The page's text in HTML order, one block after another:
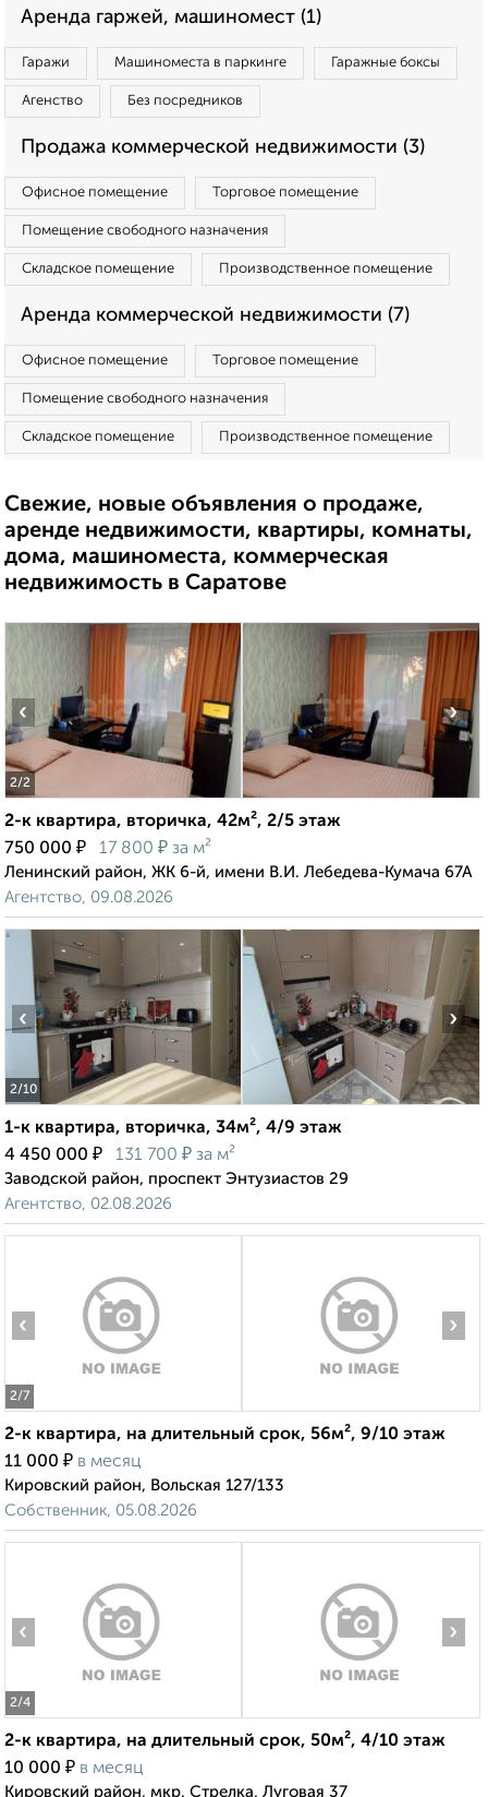
Аренда гаржей, машиномест (1)
Гаражи Машиноместа в паркинге Гаражные боксы
Агенство Без посредников
Продажа коммерческой недвижимости (3)
Офисное помещение Торговое помещение
Помещение свободного назначения
Складское помещение Производственное помещение
Аренда коммерческой недвижимости (7)
Офисное помещение Торговое помещение
Помещение свободного назначения
Складское помещение Производственное помещение
Свежие, новые объявления о продаже,
аренде недвижимости, квартиры, комнаты,
дома, машиноместа, коммерческая
недвижимость в Саратове
2/2
‹ ›
2-к квартира, вторичка, 42м², 2/5 этаж
750 000 ₽ 17 800 ₽ за м²
Ленинский район, ЖК 6-й, имени В.И. Лебедева-Кумача 67А
Агентство, 09.08.2026
2/10
‹ ›
1-к квартира, вторичка, 34м², 4/9 этаж
4 450 000 ₽ 131 700 ₽ за м²
Заводской район, проспект Энтузиастов 29
Агентство, 02.08.2026
2/7
‹ ›
2-к квартира, на длительный срок, 56м², 9/10 этаж
11 000 ₽ в месяц
Кировский район, Вольская 127/133
Собственник, 05.08.2026
2/4
‹ ›
2-к квартира, на длительный срок, 50м², 4/10 этаж
10 000 ₽ в месяц
Кировский район, мкр. Стрелка, Луговая 37